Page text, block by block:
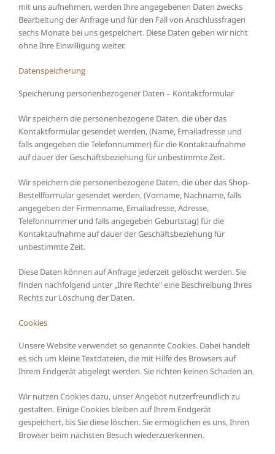
mit uns aufnehmen, werden Ihre angegebenen Daten zwecks
Bearbeitung der Anfrage und für den Fall von Anschlussfragen
sechs Monate bei uns gespeichert. Diese Daten geben wir nicht
ohne Ihre Einwilligung weiter.
Datenspeicherung
Speicherung personenbezogener Daten – Kontaktformular
Wir speichern die personenbezogene Daten, die über das
Kontaktformular gesendet werden, (Name, Emailadresse und
falls angegeben die Telefonnummer) für die Kontaktaufnahme
auf dauer der Geschäftsbeziehung für unbestimmte Zeit.
Wir speichern die personenbezogene Daten, die über das Shop-
Bestellformular gesendet werden, (Vorname, Nachname, falls
angegeben der Firmenname, Emailadresse, Adresse,
Telefonnummer und falls angegeben Geburtstag) für die
Kontaktaufnahme auf dauer der Geschäftsbeziehung für
unbestimmte Zeit.
Diese Daten können auf Anfrage jederzeit gelöscht werden. Sie
finden nachfolgend unter „Ihre Rechte“ eine Beschreibung Ihres
Rechts zur Löschung der Daten.
Cookies
Unsere Website verwendet so genannte Cookies. Dabei handelt
es sich um kleine Textdateien, die mit Hilfe des Browsers auf
Ihrem Endgerät abgelegt werden. Sie richten keinen Schaden an.
Wir nutzen Cookies dazu, unser Angebot nutzerfreundlich zu
gestalten. Einige Cookies bleiben auf Ihrem Endgerät
gespeichert, bis Sie diese löschen. Sie ermöglichen es uns, Ihren
Browser beim nächsten Besuch wiederzuerkennen.